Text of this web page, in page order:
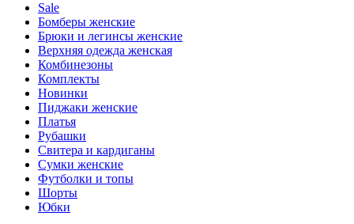
Sale
Бомберы женские
Брюки и легинсы женские
Верхняя одежда женская
Комбинезоны
Комплекты
Новинки
Пиджаки женские
Платья
Рубашки
Свитера и кардиганы
Сумки женские
Футболки и топы
Шорты
Юбки